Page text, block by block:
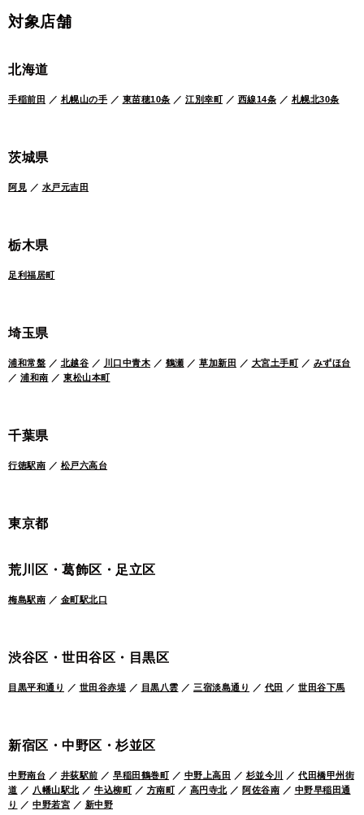
対象店舗
北海道
手稲前田 ／ 札幌山の手 ／ 東苗穂10条 ／ 江別幸町 ／ 西線14条 ／ 札幌北30条
茨城県
阿見 ／ 水戸元吉田
栃木県
足利福居町
埼玉県
浦和常盤 ／ 北越谷 ／ 川口中青木 ／ 鶴瀬 ／ 草加新田 ／ 大宮土手町 ／ みずほ台
／ 浦和南 ／ 東松山本町
千葉県
行徳駅南 ／ 松戸六高台
東京都
荒川区・葛飾区・足立区
梅島駅南 ／ 金町駅北口
渋谷区・世田谷区・目黒区
目黒平和通り ／ 世田谷赤堤 ／ 目黒八雲 ／ 三宿淡島通り ／ 代田 ／ 世田谷下馬
新宿区・中野区・杉並区
中野南台 ／ 井荻駅前 ／ 早稲田鶴巻町 ／ 中野上高田 ／ 杉並今川 ／ 代田橋甲州街
道 ／ 八幡山駅北／ 牛込柳町 ／ 方南町 ／ 高円寺北／ 阿佐谷南 ／ 中野早稲田通
り
／ 中野若宮 ／ 新中野